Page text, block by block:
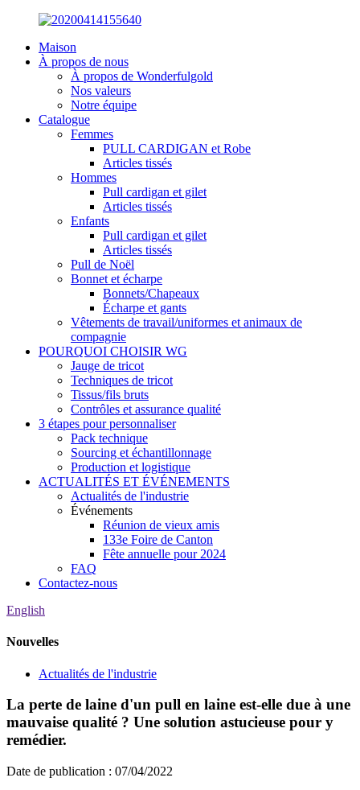
Maison
À propos de nous
À propos de Wonderfulgold
Nos valeurs
Notre équipe
Catalogue
Femmes
PULL CARDIGAN et Robe
Articles tissés
Hommes
Pull cardigan et gilet
Articles tissés
Enfants
Pull cardigan et gilet
Articles tissés
Pull de Noël
Bonnet et écharpe
Bonnets/Chapeaux
Écharpe et gants
Vêtements de travail/uniformes et animaux de
compagnie
POURQUOI CHOISIR WG
Jauge de tricot
Techniques de tricot
Tissus/fils bruts
Contrôles et assurance qualité
3 étapes pour personnaliser
Pack technique
Sourcing et échantillonnage
Production et logistique
ACTUALITÉS ET ÉVÉNEMENTS
Actualités de l'industrie
Événements
Réunion de vieux amis
133e Foire de Canton
Fête annuelle pour 2024
FAQ
Contactez-nous
English
Nouvelles
Actualités de l'industrie
La perte de laine d'un pull en laine est-elle due à une
mauvaise qualité ? Une solution astucieuse pour y
remédier.
Date de publication : 07/04/2022